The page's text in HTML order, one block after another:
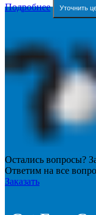
Подробнее
Уточнить
Остались вопросы?
Ответим на все
Заказать